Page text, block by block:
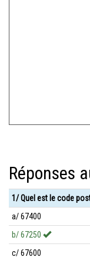
Réponses
1/ Quel est le code
a/ 67400
b/ 67250
c/ 67600